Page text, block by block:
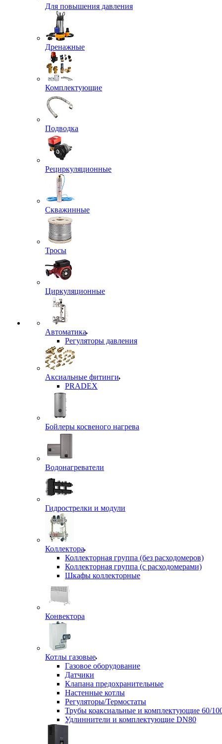
Для повышения давления
Дренажные
Комплектующие
Подводка
Рециркуляционные
Скважинные
Тросы
Циркуляционные
Автоматика
Регуляторы давления
Аксиальные фитинги
PRADEX
Бойлеры косвеного нагрева
Водонагреватели
Гидрострелки и модули
Коллектора
Коллекторная группа (без расходомеров)
Коллекторная группа (с расходомерами)
Шкафы коллекторные
Конвектора
Котлы газовые
Газовое оборудование
Датчики
Клапана предохранительные
Настенные котлы
Регуляторы/Термостаты
Трубы коаксиальные и комплектующие 60/
Удлиннители и комплектующие DN80